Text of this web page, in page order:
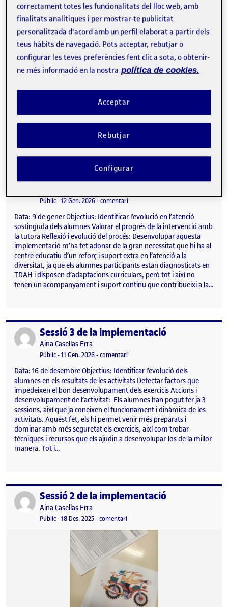
Publicat perÚltima sessió de la implementació
Publicat per
Aina Casellas Erra
Visibilitat:
Públic-Data de publicació
13 Gen. 2026-comentariel Última sessió de la implementació
En la darrera sessió de la implementació, es pot detectar ja una
evolució i progrés en les dinàmiques i resultats dels alumnes, així
com la seva implicació. Objectius: Incidir en l’autonomia i
les capacitats atencionals amb els alumnes Realitzar un
tancament i valoració general conjuntament amb els alumnes
sessió, s’han realitzat les últimes activitats del procés i s’han
Sessió 4 de la implementació
Visibilitat:
Públic-Data de publicació
12 Gen. 202613 gener, 2026 12:29 pm
-comentariel Sessió 4 de la implementació
Data: 9 de gener Objectius: Identificar l’evolució en l’atenció
sostinguda dels alumnes Valorar el progrés de la intervenció amb
la tutora Reflexió i evolució del procés: Desenvolupar aquesta
implementació m’ha fet adonar de la gran necessitat que hi ha al
centre educatiu d’un reforç i suport extra en l’atenció a la
diversitat, ja que els alumnes participants estan diagnosticats en
TDAH i disposen d’adaptacions curriculars, però tot i així no
tenen un acompanyament i suport continu que contribueixi a la…
Publicat perSessió 3 de la implementació
Publicat per
Aina Casellas Erra
Visibilitat:
Públic-Data de publicació
11 Gen. 202612 gener, 2026 11:32 am
-comentariel Sessió 3 de la implementació
Data: 16 de desembre Objectius: Identificar l’evolució dels
alumnes en els resultats de les activitats Detectar factors que
impedeixen el bon desenvolupament dels exercicis Accions i
desenvolupament de l’activitat: Els alumnes han pogut fer ja 3
sessions, així que ja coneixen el funcionament i dinàmica de les
activitats. Aquest fet, els hi permet venir més preparats i
dominar amb més seguretat els exercicis, així com trobar
tècniques i recursos que els ajudin a desenvolupar-los de la millor
manera. Tot i…
Publicat perSessió 2 de la implementació
Publicat per
Aina Casellas Erra
Visibilitat:
Públic-Data de publicació
18 Des. 202512 gener, 2026 11:21 am
-comentariel Sessió 2 de la implementació
correctament totes les funcionalitats del lloc web, amb
finalitats analítiques i per mostrar-te publicitat
personalitzada d'acord amb un perfil elaborat a partir dels
teus hàbits de navegació. Pots acceptar, rebutjar o
configurar les teves preferències fent clic a sota, o obtenir-
ne més informació en la nostra política de cookies.
Rebutjar
Acceptar
Configurar